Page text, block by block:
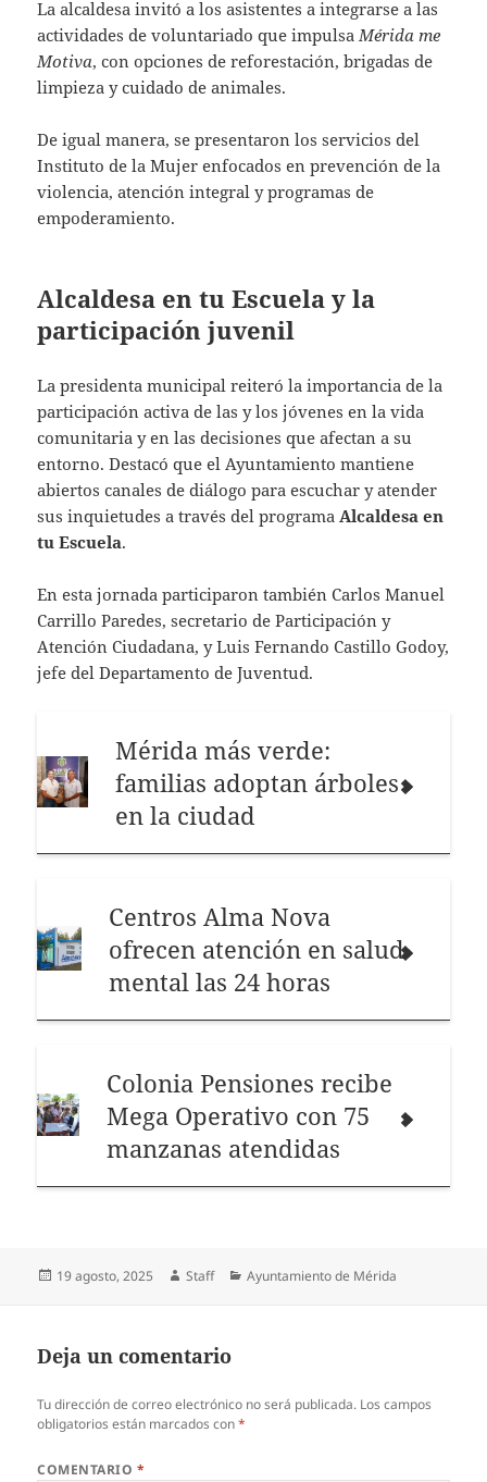
La alcaldesa invitó a los asistentes a integrarse a las
actividades de voluntariado que impulsa Mérida me
Motiva, con opciones de reforestación, brigadas de
limpieza y cuidado de animales.
De igual manera, se presentaron los servicios del
Instituto de la Mujer enfocados en prevención de la
violencia, atención integral y programas de
empoderamiento.
Alcaldesa en tu Escuela y la
participación juvenil
La presidenta municipal reiteró la importancia de la
participación activa de las y los jóvenes en la vida
comunitaria y en las decisiones que afectan a su
entorno. Destacó que el Ayuntamiento mantiene
abiertos canales de diálogo para escuchar y atender
sus inquietudes a través del programa Alcaldesa en
tu Escuela.
En esta jornada participaron también Carlos Manuel
Carrillo Paredes, secretario de Participación y
Atención Ciudadana, y Luis Fernando Castillo Godoy,
jefe del Departamento de Juventud.
Mérida más verde:
familias adoptan árboles
en la ciudad
Centros Alma Nova
ofrecen atención en salud
mental las 24 horas
Colonia Pensiones recibe
Mega Operativo con 75
manzanas atendidas
Publicado
19 agosto, 2025 Autor
Staff Categorías
Ayuntamiento de Mérida
Deja un comentario
Tu dirección de correo electrónico no será publicada. Los campos
obligatorios están marcados con*
COMENTARIO *